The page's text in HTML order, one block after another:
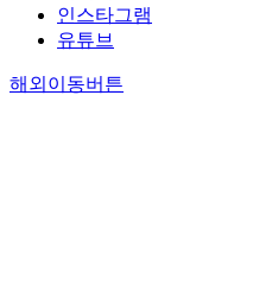
인스타그램
유튜브
해외이동버튼